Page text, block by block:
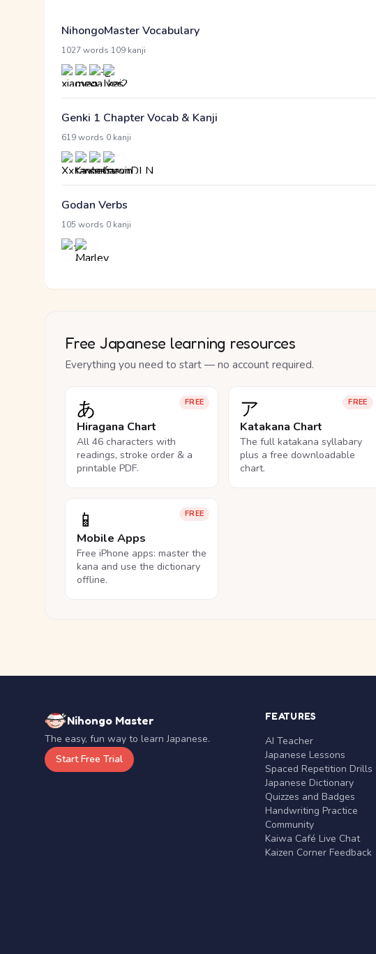
NihongoMaster Vocabulary
1027 words 109 kanji
Genki 1 Chapter Vocab & Kanji
619 words 0 kanji
Godan Verbs
105 words 0 kanji
Free Japanese learning resources
Everything you need to start — no account required.
FREE
あ
Hiragana Chart
All 46 characters with
readings, stroke order & a
printable PDF.
FREE
ア
Katakana Chart
The full katakana syllabary
plus a free downloadable
chart.
FREE
📱
Mobile Apps
Free iPhone apps: master the
kana and use the dictionary
offline.
Nihongo Master
The easy, fun way to learn Japanese.
Start Free Trial
FEATURES
AI Teacher
Japanese Lessons
Spaced Repetition Drills
Japanese Dictionary
Quizzes and Badges
Handwriting Practice
Community
Kaiwa Café Live Chat
Kaizen Corner Feedback